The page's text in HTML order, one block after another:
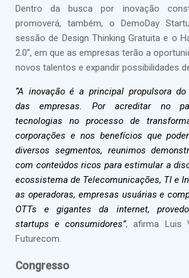
Dentro da busca por inovação
promoverá, também, o DemoDay
sessão de Design Thinking Gratuita e o
2.0”, em que as empresas terão a
novos talentos e expandir possibilidades
“A inovação é a principal propulsora do
das empresas. Por acreditar no
tecnologias no processo de
corporações e nos benefícios que
diversos segmentos, reunimos
com conteúdos ricos para estimular a
ecossistema de Telecomunicações, TI e
as operadoras, empresas usuárias e
OTTs e gigantes da internet,
startups e consumidores”, afirma Luis
Futurecom.
Congresso